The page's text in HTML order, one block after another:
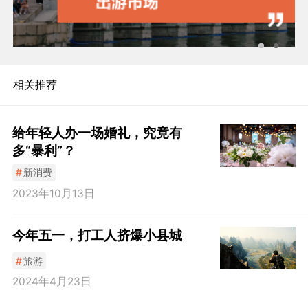
相关推荐
给年轻人办一场婚礼，究竟有
多“暴利”？
#新消费
2023年10月13日
今年五一，打工人挤爆小县城
#旅游
2024年4月23日